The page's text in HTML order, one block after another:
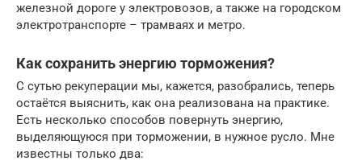
железной дороге у электровозов, а также на городском
электротранспорте – трамваях и метро.
Как сохранить энергию торможения?
С сутью рекуперации мы, кажется, разобрались, теперь
остаётся выяснить, как она реализована на практике.
Есть несколько способов повернуть энергию,
выделяющуюся при торможении, в нужное русло. Мне
известны только два: